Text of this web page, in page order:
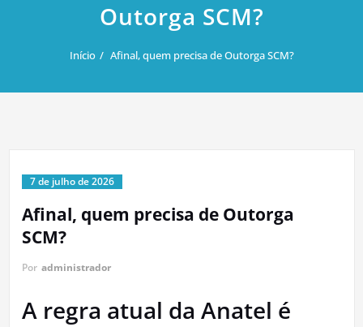
Outorga SCM?
Início Afinal, quem precisa de Outorga SCM?
7 de julho de 2026
Afinal, quem precisa de Outorga
SCM?
Por administrador
A regra atual da Anatel é